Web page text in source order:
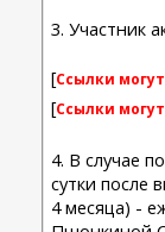
3. Участник
[Ссылки
[Ссылки
4. В случае
сутки после
4 месяца) -